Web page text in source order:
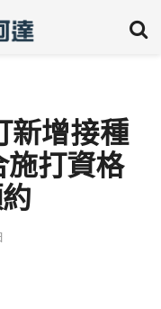
新增接種
打資格